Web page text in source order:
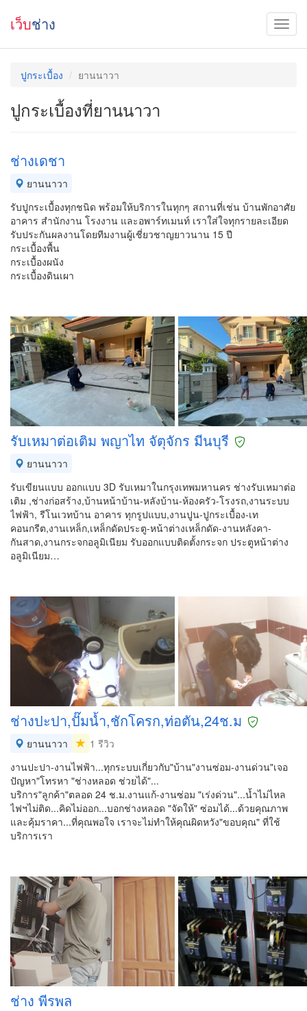
เว็บช่าง
ปูกระเบื้อง ยานนาวา
ปูกระเบื้องที่ยานนาวา
ช่างเดชา
ยานนาวา
รับปูกระเบื้องทุกชนิด พร้อมให้บริการในทุกๆ สถานที่เช่น บ้านพักอาศัย
อาคาร สำนักงาน โรงงาน และอพาร์ทเมนท์ เราใส่ใจทุกรายละเอียด
รับประกันผลงานโดยทีมงานผู้เชี่ยวชาญยาวนาน 15 ปี
กระเบื้องพื้น
กระเบื้องผนัง
กระเบื้องดินเผา
รับเหมาต่อเติม พญาไท จัตุจักร มีนบุรี
ยานนาวา
รับเขียนแบบ ออกแบบ 3D รับเหมาในกรุงเทพมหานคร ช่างรับเหมาต่อ
เติม ,ช่างก่อสร้าง,บ้านหน้าบ้าน-หลังบ้าน-ห้องครัว-โรงรถ,งานระบบ
ไฟฟ้า, รีโนเวทบ้าน อาคาร ทุกรูปแบบ,งานปูน-ปูกระเบื้อง-เท
คอนกรีต,งานเหล็ก,เหล็กดัดประตู-หน้าต่างเหล็กดัด-งานหลังคา-
กันสาด,งานกระจกอลูมิเนียม รับออกแบบติดตั้งกระจก ประตูหน้าต่าง
อลูมิเนียม…
ช่างปะปา,ปั๊มน้ำ,ชักโครก,ท่อตัน,24ช.ม
ยานนาวา
1 รีวิว
งานปะปา-งานไฟฟ้า...ทุกระบบเกี่ยวกับ"บ้าน"งานซ่อม-งานด่วน"เจอ
ปัญหา"โทรหา "ช่างหลอด ช่วยได้"...
บริการ"ลูกค้า"ตลอด 24 ช.ม.งานแก้-งานซ่อม "เร่งด่วน"...น้ำไม่ไหล
ไฟฯไม่ติด...คิดไม่ออก...บอกช่างหลอด "จัดให้" ซ่อมได้...ด้วยคุณภาพ
และคุ้มราคา...ที่คุณพอใจ เราจะไม่ทำให้คุณผิดหวัง"ขอบคุณ" ที่ใช้
บริการเรา
ช่าง พีรพล